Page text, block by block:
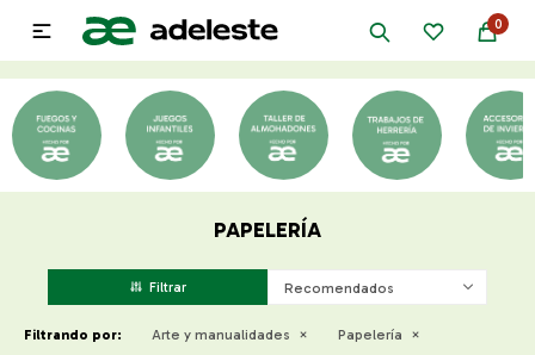
0

PAPELERÍA
Recomendados
Filtrando por: Arte y manualidades
Papelería